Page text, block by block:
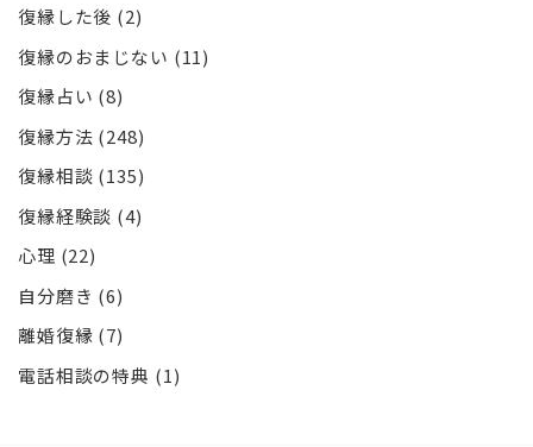
復縁した後 (2)
復縁のおまじない (11)
復縁占い (8)
復縁方法 (248)
復縁相談 (135)
復縁経験談 (4)
心理 (22)
自分磨き (6)
離婚復縁 (7)
電話相談の特典 (1)